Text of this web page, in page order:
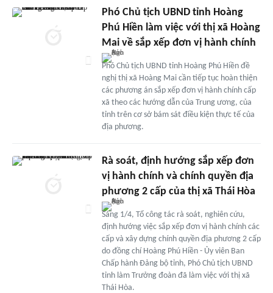
Phó Chủ tịch UBND tỉnh Hoàng
Phú Hiền làm việc với thị xã Hoàng
Mai về sắp xếp đơn vị hành chính
Phó Chủ tịch UBND tỉnh Hoàng Phú Hiền đề
nghị thị xã Hoàng Mai cần tiếp tục hoàn thiện
các phương án sắp xếp đơn vị hành chính cấp
xã theo các hướng dẫn của Trung ương, của
tỉnh trên cơ sở bám sát điều kiện thực tế của
địa phương.
Rà soát, định hướng sắp xếp đơn
vị hành chính và chính quyền địa
phương 2 cấp của thị xã Thái Hòa
Sáng 1/4, Tổ công tác rà soát, nghiên cứu,
định hướng việc sắp xếp đơn vị hành chính các
cấp và xây dựng chính quyền địa phương 2 cấp
do đồng chí Hoàng Phú Hiền - Ủy viên Ban
Chấp hành Đảng bộ tỉnh, Phó Chủ tịch UBND
tỉnh làm Trưởng đoàn đã làm việc với thị xã
Thái Hòa.